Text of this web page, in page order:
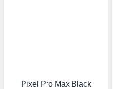
Pixel Pro Max Black